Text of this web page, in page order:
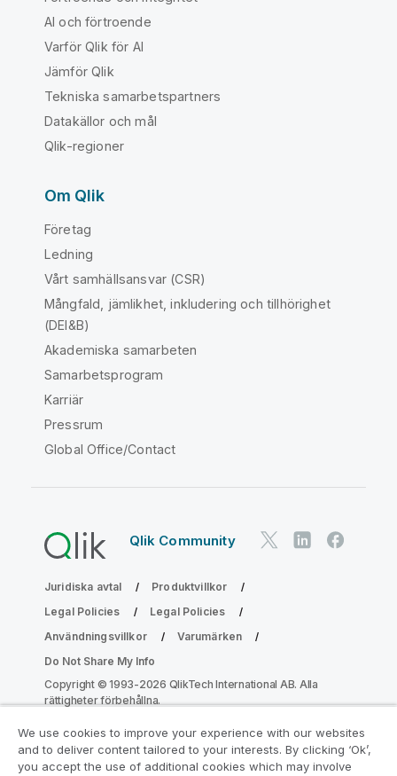
AI och förtroende
Varför Qlik för AI
Jämför Qlik
Tekniska samarbetspartners
Datakällor och mål
Qlik-regioner
Om Qlik
Företag
Ledning
Vårt samhällsansvar (CSR)
Mångfald, jämlikhet, inkludering och tillhörighet
(DEI&B)
Akademiska samarbeten
Samarbetsprogram
Karriär
Pressrum
Global Office/Contact
Qlik Community
Juridiska avtal
Produktvillkor
Legal Policies
Legal Policies
Användningsvillkor
Varumärken
Do Not Share My Info
Copyright © 1993-2026 QlikTech International AB. Alla
rättigheter förbehållna.
Gå med i programmet Analytics
We use cookies to improve your experience with our websites
and to deliver content tailored to your interests. By clicking ‘Ok’,
you accept the use of additional cookies which may involve